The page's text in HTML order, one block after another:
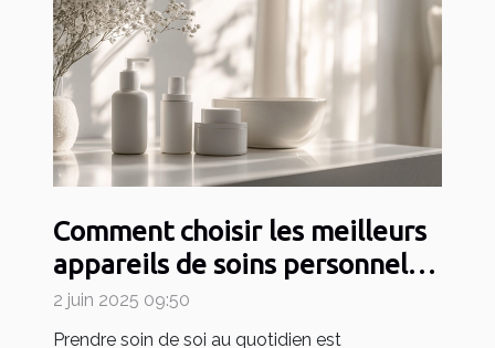
Comment choisir les meilleurs
appareils de soins personnels
pour votre routine quotidienne
2 juin 2025 09:50
Prendre soin de soi au quotidien est